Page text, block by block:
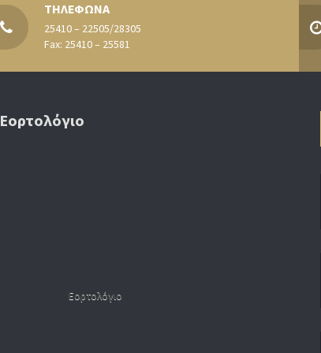
ΤΗΛΕΦΩΝΑ
25410 – 22505/28305
Fax: 25410 – 25581
Εορτολόγιο
Εορτολόγιο